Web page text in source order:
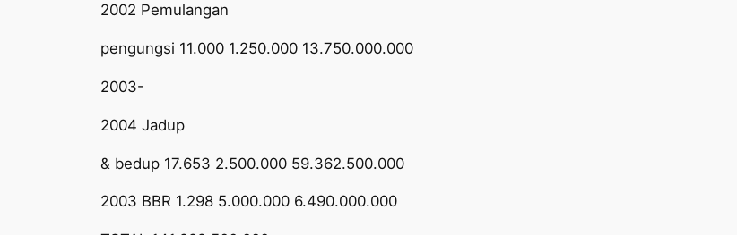
2002 Pemulangan
pengungsi 11.000 1.250.000 13.750.000.000
2003-
­2004 Jadup
& bedup 17.653 2.500.000 59.362.500.000
2003 BBR 1.298 5.000.000 6.490.000.000